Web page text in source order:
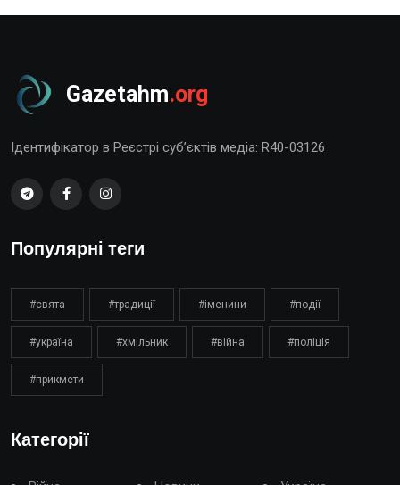
Gazetahm.org
Ідентифікатор в Реєстрі суб’єктів медіа: R40-03126
Популярні теги
#свята #традиції #іменини #події
#україна #хмільник #війна #поліція
#прикмети
Категорії